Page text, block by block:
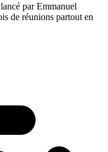
par Emmanuel
de réunions partout en